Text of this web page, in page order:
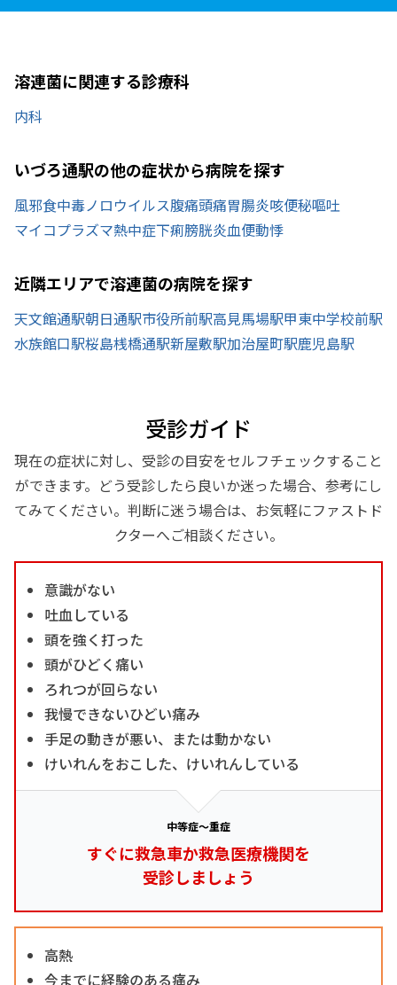
溶連菌に関連する診療科
内科
いづろ通駅の他の症状から病院を探す
風邪食中毒ノロウイルス腹痛頭痛胃腸炎咳便秘嘔吐
マイコプラズマ熱中症下痢膀胱炎血便動悸
近隣エリアで溶連菌の病院を探す
天文館通駅朝日通駅市役所前駅高見馬場駅甲東中学校前駅
水族館口駅桜島桟橋通駅新屋敷駅加治屋町駅鹿児島駅
受診ガイド
現在の症状に対し、受診の目安をセルフチェックすること
ができます。どう受診したら良いか迷った場合、参考にし
てみてください。判断に迷う場合は、お気軽にファストド
クターへご相談ください。
意識がない
吐血している
頭を強く打った
頭がひどく痛い
ろれつが回らない
我慢できないひどい痛み
手足の動きが悪い、または動かない
けいれんをおこした、けいれんしている
中等症～重症
すぐに救急車か救急医療機関を
受診しましょう
高熱
今までに経験のある痛み